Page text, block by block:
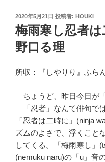
投
稿
日:
2020年5月21日 投稿者: HOUKI
梅雨寒し忍者
野口る理
所収：『しやりり』ふ
ちょうど、昨日今日が
「忍者」なんて俳句で
「忍者は二時に」(ninja
ズムのよさで、浮くこと
してくる。「梅雨寒し」
(nemuku naru)の「u」音